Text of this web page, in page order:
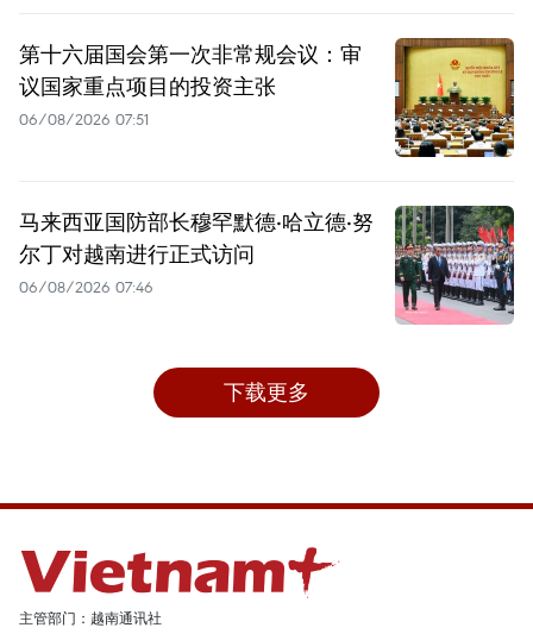
第十六届国会第一次非常规会议：审
议国家重点项目的投资主张
06/08/2026 07:51
马来西亚国防部长穆罕默德·哈立德·努
尔丁对越南进行正式访问
06/08/2026 07:46
下载更多
主管部门：越南通讯社